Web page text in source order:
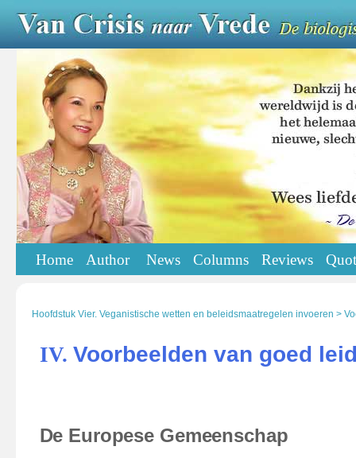
Home Author News Columns Reviews
Hoofdstuk Vier. Veganistische wetten en beleidsmaatregelen invoeren >
IV. Voorbeelden van goed
De Europese Gemeenschap